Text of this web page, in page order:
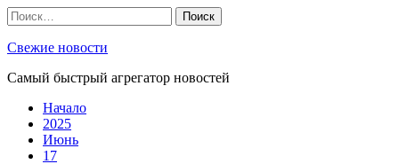
Skip
to
content
Найти:
Свежие новости
Самый быстрый агрегатор новостей
Начало
2025
Июнь
17